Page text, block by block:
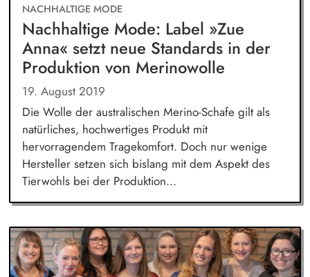
NACHHALTIGE MODE
Nachhaltige Mode: Label »Zue
Anna« setzt neue Standards in der
Produktion von Merinowolle
19. August 2019
Die Wolle der australischen Merino-Schafe gilt als
natürliches, hochwertiges Produkt mit
hervorragendem Tragekomfort. Doch nur wenige
Hersteller setzen sich bislang mit dem Aspekt des
Tierwohls bei der Produktion...